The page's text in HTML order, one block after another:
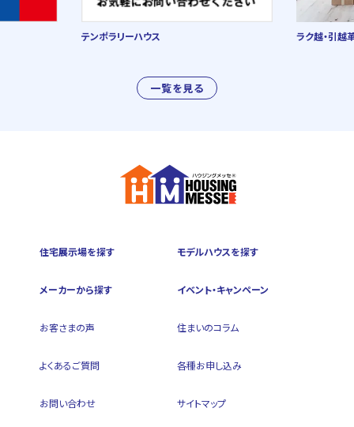
一覧を見る
テンポラリーハウス ラク越・引越
住宅展示場を探す モデルハウスを探す
メーカーから探す イベント・キャンペーン
お客さまの声 住まいのコラム
よくあるご質問 各種お申し込み
お問い合わせ サイトマップ